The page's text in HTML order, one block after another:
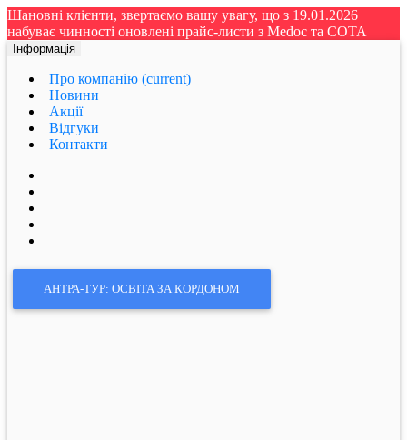
Шановні клієнти, звертаємо вашу увагу, що з 19.01.2026
набуває чинності оновлені прайс-листи з Medoc та СОТА
Інформація
Про компанію (current)
Новини
Акції
Відгуки
Контакти
АНТРА-ТУР: ОСВІТА ЗА КОРДОНОМ